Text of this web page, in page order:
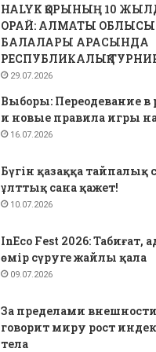
HALYK ҚОРЫНЫҢ 10
ОРАЙ: АЛМАТЫ
БАЛАЛАРЫ АРАСЫНДА
РЕСПУБЛИКАЛЫҚ
29.07.2026
Выборы: Переодевание в
и новые правила игры
16.07.2026
Бүгін қазаққа тайпалық
ұлттық сана қажет!
10.07.2026
InEco Fest 2026: Табиғат,
өмір сүруге жайлы қала
09.07.2026
За пределами
говорит миру рост
тела